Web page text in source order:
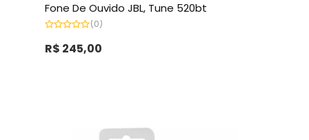
Fone De Ouvido JBL, Tune 520bt
0
de
(0)
R$ 245,00